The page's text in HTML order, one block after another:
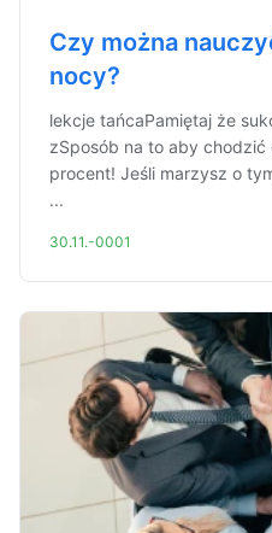
Czy można
nocy?
lekcje tańcaPamiętaj że
zSposób na to aby chodzić
procent! Jeśli marzysz o
...
30.11.-0001